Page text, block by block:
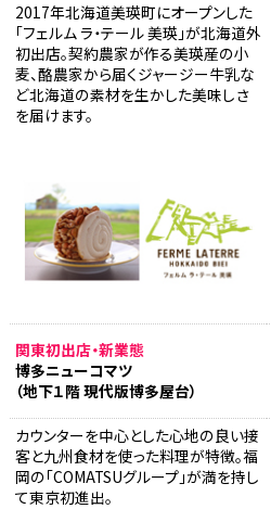
2017年北海道美瑛町にオープンした
「フェルム ラ・テール 美瑛」が北海道外
初出店。契約農家が作る美瑛産の小
麦、酪農家から届くジャージー牛乳な
ど北海道の素材を生かした美味しさ
を届けます。
関東初出店・新業態
博多ニューコマツ
（地下１階 現代版博多屋台）
カウンターを中心とした心地の良い接
客と九州食材を使った料理が特徴。福
岡の「COMATSUグループ」が満を持し
て東京初進出。